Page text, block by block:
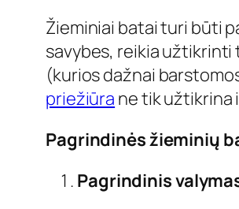
Žieminiai batai turi būti
savybes, reikia užtikrinti
(kurios dažnai
priežiūra ne tik užtikrina
Pagrindinės žieminių
Pagrindinis